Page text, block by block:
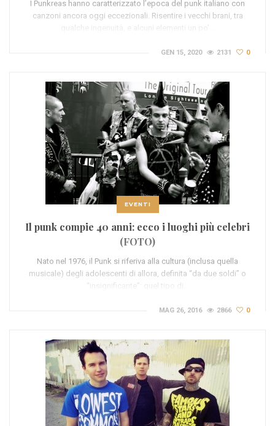
I Punkreas hanno caratterizzato l’epoca del punk italiano con
canzoni ancora oggi eccezionali. Risentire i vecchi brani, tra
qualche ingenuità, e alcuni elementi un po’…
GEN 15, 2020 2131 0
EVENTI
Il punk compie 40 anni: ecco i luoghi più celebri
(FOTO)
Nato nel 1976, il Punk si riferiva alla cultura (inclusa quella
musicale) degli adolescenti di allora, definita “da due soldi” o
“insignificante”: quel tipo di…
MAG 26, 2016 2866 0